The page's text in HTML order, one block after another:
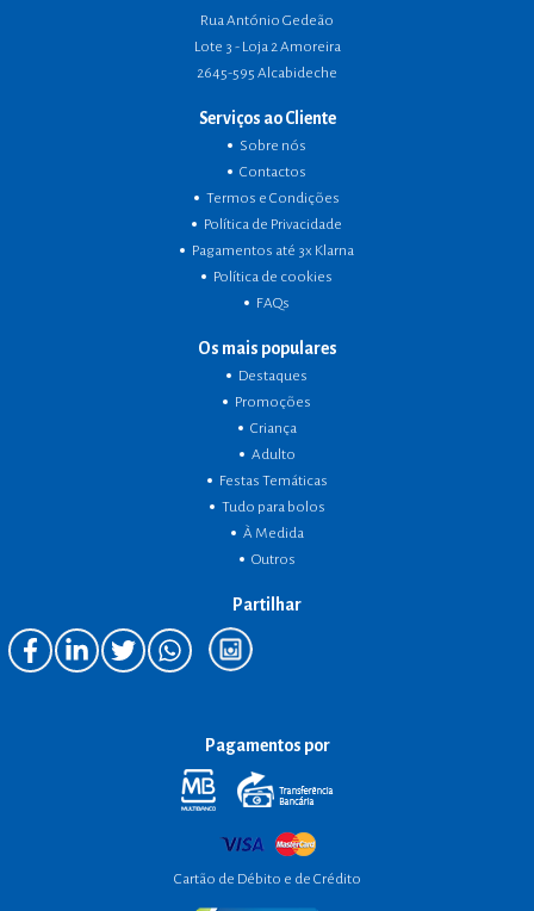
Rua António Gedeão
Lote 3 - Loja 2 Amoreira
2645-595 Alcabideche
Serviços ao Cliente
Sobre nós
Contactos
Termos e Condições
Política de Privacidade
Pagamentos até 3x Klarna
Política de cookies
FAQs
Os mais populares
Destaques
Promoções
Criança
Adulto
Festas Temáticas
Tudo para bolos
À Medida
Outros
Partilhar
Pagamentos por
Cartão de Débito e de Crédito